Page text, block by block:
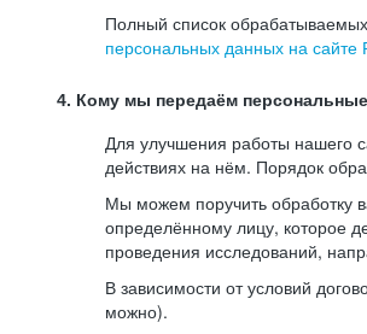
Полный список
персональных данных на сайте
4. Кому мы передаём
Для улучшения работы нашего
действиях на нём. Порядок
Мы можем поручить обработку
определённому лицу, которое
проведения исследований,
В зависимости от условий
можно).